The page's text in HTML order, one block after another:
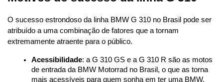
O sucesso estrondoso da linha BMW G 310 no Brasil pode ser
atribuído a uma combinação de fatores que a tornam
extremamente atraente para o público.
Acessibilidade: a G 310 GS e a G 310 R são as motos
de entrada da BMW Motorrad no Brasil, o que as torna
mais acessíveis para quem sonha em ter uma BMW.